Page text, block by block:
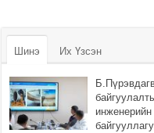
Шинэ Их Үзсэн